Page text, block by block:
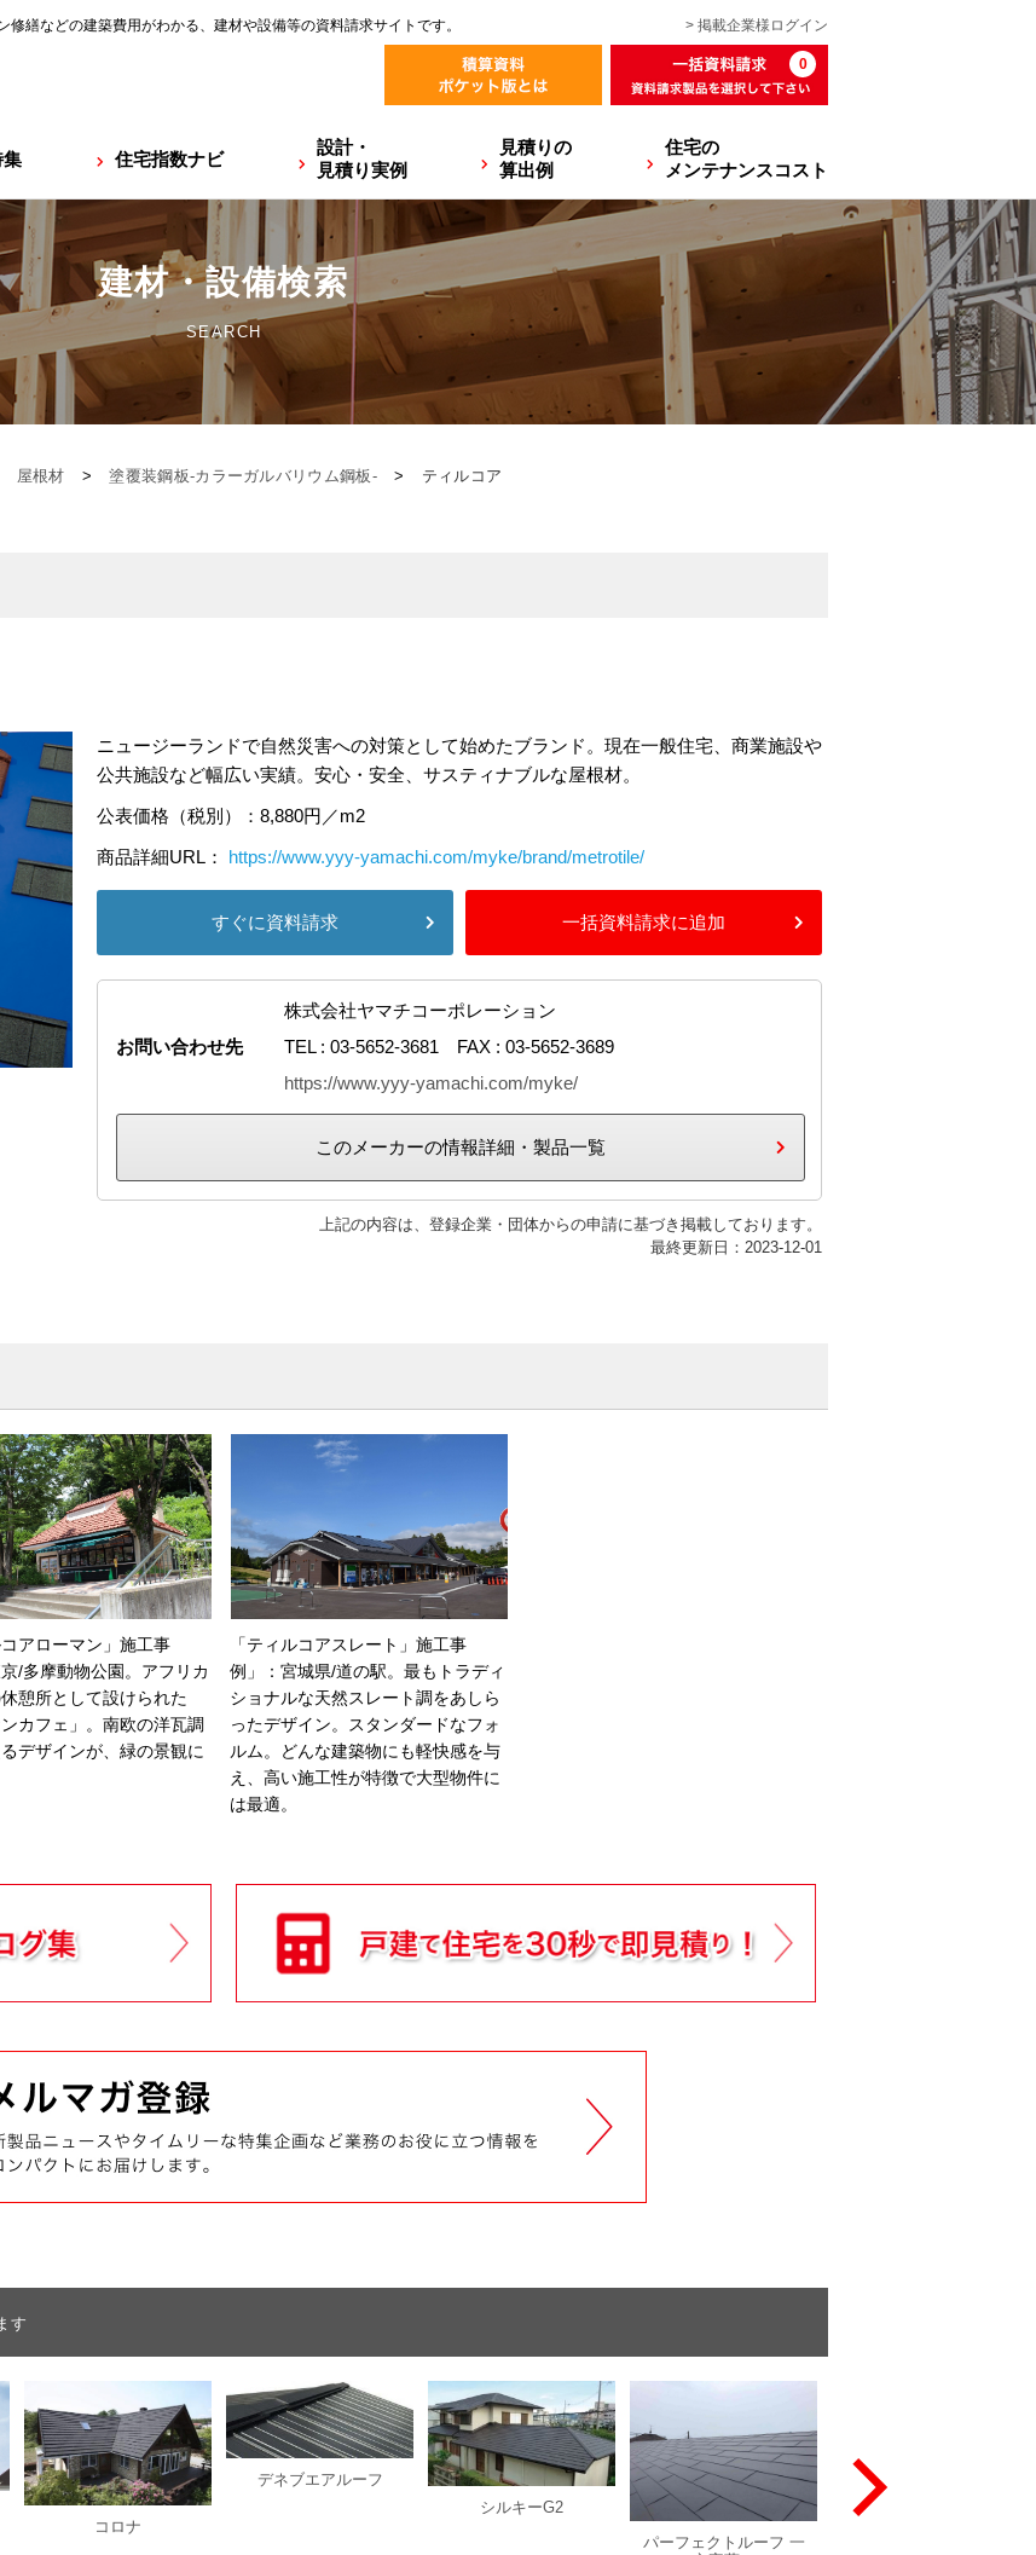
繕などの建築費用がわかる、建材や設備等の資料請求サイトです。 > 掲載企業様 ログイン
0
集 住宅指数ナビ
設計・
見積り実例
見積りの
算出例
住宅の
メンテナンスコスト
建材・設備検索
SEARCH
屋根材 > 塗覆装鋼板-カラーガルバリウム鋼板- > ティルコア
ニュージーランドで自然災害への対策として始めたブランド。現在一般住宅、商業施設や
公共施設など幅広い実績。安心・安全、サスティナブルな屋根材。
公表価格（税別）：8,880円／m2
商品詳細URL： https://www.yyy-yamachi.com/myke/brand/metrotile/
すぐに資料請求 一括資料請求に追加
お問い合わせ先
株式会社ヤマチコーポレーション
TEL : 03-5652-3681 FAX : 03-5652-3689
https://www.yyy-yamachi.com/myke/
このメーカーの情報詳細・製品一覧
上記の内容は、登録企業・団体からの申請に基づき掲載しております。
最終更新日：2023-12-01
コアローマン」施工事
/多摩動物公園。アフリカ
憩所として設けられた
ンカフェ」。南欧の洋瓦調
デザインが、緑の景観に
「ティルコアスレート」施工事
例」：宮城県/道の駅。最もトラディ
ショナルな天然スレート調をあしら
ったデザイン。スタンダードなフォ
ルム。どんな建築物にも軽快感を与
え、高い施工性が特徴で大型物件に
は最適。
す
コロナ
デネブエアルーフ
シルキーG2
パーフェクトルーフ 一